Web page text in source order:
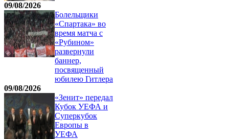
09/08/2026
Болельщики
«Спартака» во
время матча с
«Рубином»
развернули
баннер,
посвященный
юбилею Гитлера
09/08/2026
«Зенит» передал
Кубок УЕФА и
Суперкубок
Европы в
УЕФА